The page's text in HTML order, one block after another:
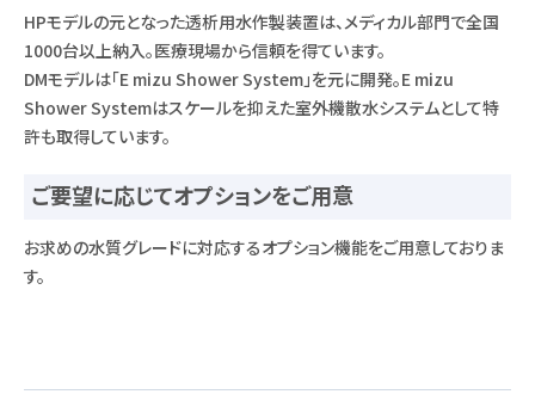
HPモデルの元となった透析用水作製装置は、メディカル部門で全国
1000台以上納入。医療現場から信頼を得ています。
DMモデルは「E mizu Shower System」を元に開発。E mizu
Shower Systemはスケールを抑えた室外機散水システムとして特
許も取得しています。
ご要望に応じてオプションをご用意
お求めの水質グレードに対応するオプション機能をご用意しておりま
す。